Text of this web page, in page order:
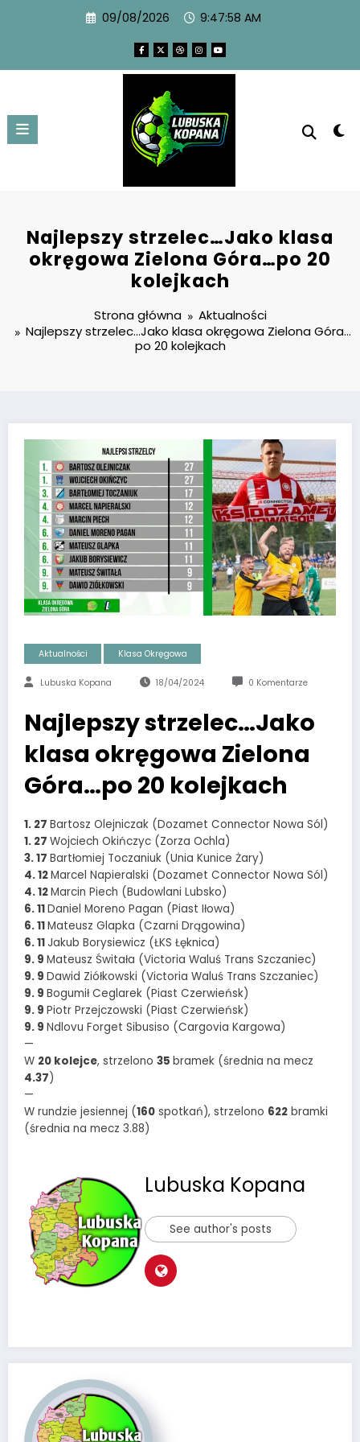
09/08/2026 9:47:59 AM
Najlepszy strzelec…Jako klasa
okręgowa Zielona Góra…po 20
kolejkach
Strona główna
Aktualności
Najlepszy strzelec…Jako klasa okręgowa Zielona Góra…
po 20 kolejkach
Aktualności Klasa Okręgowa
Lubuska Kopana 18/04/2024 0 Komentarze
Najlepszy strzelec…Jako
klasa okręgowa Zielona
Góra…po 20 kolejkach
1. 27 Bartosz Olejniczak (Dozamet Connector Nowa Sól)
1. 27 Wojciech Okińczyc (Zorza Ochla)
3. 17 Bartłomiej Toczaniuk (Unia Kunice Żary)
4. 12Marcel Napieralski (Dozamet Connector Nowa Sól)
4. 12Marcin Piech (Budowlani Lubsko)
6. 11Daniel Moreno Pagan (Piast Iłowa)
6. 11Mateusz Glapka (Czarni Drągowina)
6. 11Jakub Borysiewicz (ŁKS Łęknica)
9. 9 Mateusz Świtała (Victoria Waluś Trans Szczaniec)
9. 9 Dawid Ziółkowski (Victoria Waluś Trans Szczaniec)
9. 9 Bogumił Ceglarek (Piast Czerwieńsk)
9. 9 Piotr Przejczowski (Piast Czerwieńsk)
9. 9 Ndlovu Forget Sibusiso (Cargovia Kargowa)
—
W 20 kolejce, strzelono 35 bramek (średnia na mecz
4.37)
—
W rundzie jesiennej (160 spotkań), strzelono 622 bramki
(średnia na mecz 3.88)
Lubuska Kopana
See author's posts